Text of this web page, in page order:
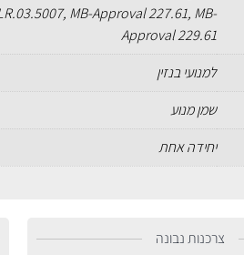
MB-Approval 227.61, MB-
Approval 229.61
למנועי בנזין
שמן מנוע
יחידה אחת
צרכנות נבונה